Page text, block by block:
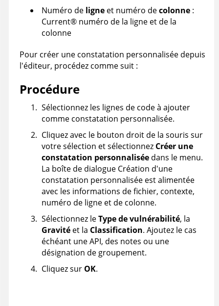
Numéro de ligne et numéro decolonne :
Current® numéro de la ligne et de la
colonne
Pour créer une constatation personnalisée depuis
l'éditeur, procédez comme suit :
Procédure
Sélectionnez les lignes de code à ajouter
comme constatation personnalisée.
Cliquez avec le bouton droit de la souris sur
votre sélection et sélectionnez Créer une
constatation personnalisée dans le menu.
La boîte de dialogue Création d'une
constatation personnalisée est alimentée
avec les informations de fichier, contexte,
numéro de ligne et de colonne.
Sélectionnez leType de vulnérabilité, la
Gravité et la Classification. Ajoutez le cas
échéant une API, des notes ou une
désignation de groupement.
Cliquez sur OK.